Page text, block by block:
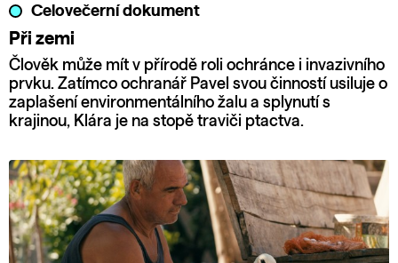
Celovečerní dokument
Při zemi
Člověk může mít v přírodě roli ochránce i invazivního
prvku. Zatímco ochranář Pavel svou činností usiluje o
zaplašení environmentálního žalu a splynutí s
krajinou, Klára je na stopě traviči ptactva.